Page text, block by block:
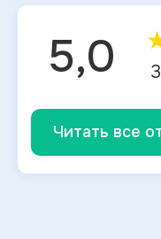
5,0
Читать все